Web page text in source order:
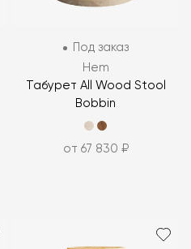
Под заказ
Hem
Табурет All Wood Stool
Bobbin
от 67 830 ₽